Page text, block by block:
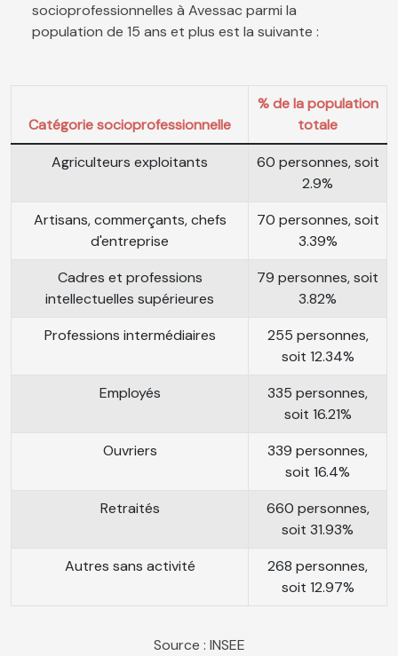
socioprofessionnelles à Avessac parmi la
population de 15 ans et plus est la suivante :
Catégorie socioprofessionnelle
% de la population
totale
Agriculteurs exploitants
60 personnes, soit
2.9%
Artisans, commerçants, chefs
d'entreprise
70 personnes, soit
3.39%
Cadres et professions
intellectuelles supérieures
79 personnes, soit
3.82%
Professions intermédiaires
255 personnes,
soit 12.34%
Employés
335 personnes,
soit 16.21%
Ouvriers
339 personnes,
soit 16.4%
Retraités
660 personnes,
soit 31.93%
Autres sans activité
268 personnes,
soit 12.97%
Source : INSEE